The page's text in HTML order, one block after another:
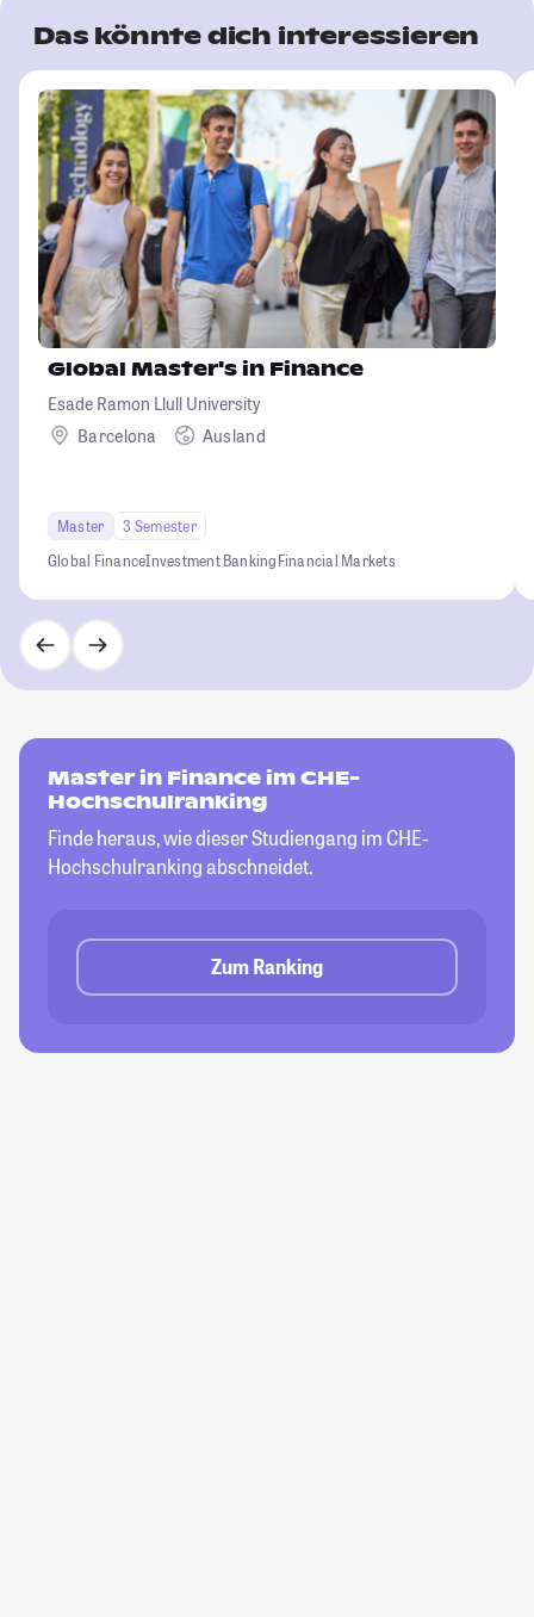
Das könnte dich interessieren
Global Master's in Finance
Esade Ramon Llull University
Barcelona
Ausland
Master
3 Semester
Global FinanceInvestment BankingFinancial Markets
Master in Finance im CHE-
Hochschulranking
Finde heraus, wie dieser Studiengang im CHE-
Hochschulranking abschneidet.
Zum Ranking